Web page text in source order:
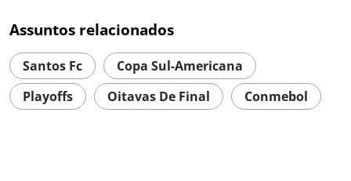
Assuntos relacionados
Santos Fc
Copa Sul-Americana
Playoffs
Oitavas De Final Conmebol